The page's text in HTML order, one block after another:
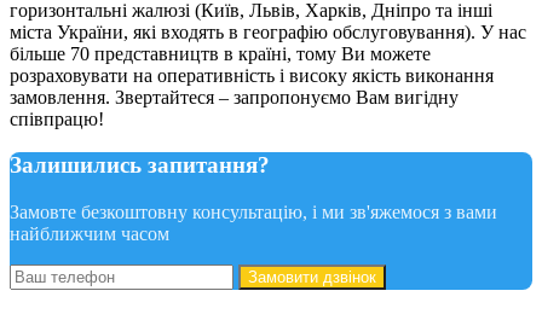
горизонтальні жалюзі (Київ, Львів, Харків, Дніпро та інші
міста України, які входять в географію обслуговування). У нас
більше 70 представництв в країні, тому Ви можете
розраховувати на оперативність і високу якість виконання
замовлення. Звертайтеся – запропонуємо Вам вигідну
співпрацю!
Залишились запитання?
Замовте безкоштовну консультацію, і ми зв'яжемося з вами
найближчим часом
Замовити дзвінок